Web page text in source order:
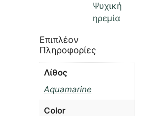
Ψυχική
ηρεμία
Επιπλέον
Πληροφορίες
Λίθος
Aquamarine
Color